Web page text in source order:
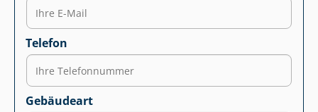
Telefon
Gebäudeart